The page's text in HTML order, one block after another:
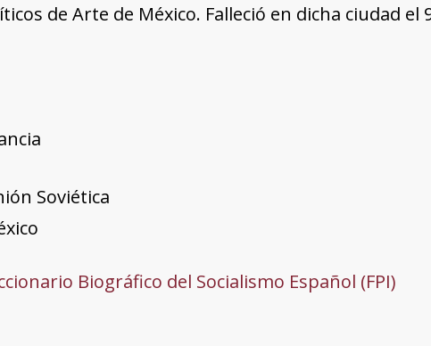
de Arte de México. Falleció en dicha ciudad el
Soviética
Biográfico del Socialismo Español (FPI)